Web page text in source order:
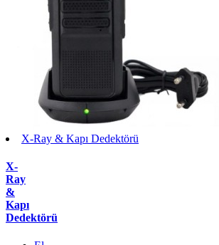
X-Ray & Kapı Dedektörü
X-
Ray
&
Kapı
Dedektörü